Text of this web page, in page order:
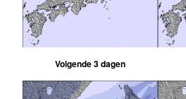
Volgende 3 dagen